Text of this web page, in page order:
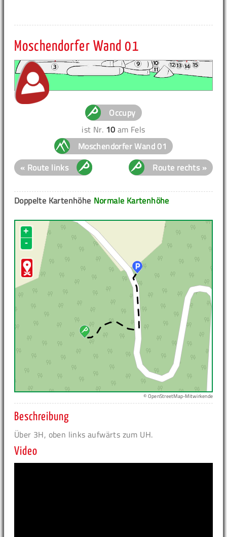
Moschendorfer Wand 01
Occupy
ist Nr. 10 am Fels
Moschendorfer Wand 01
« Route links
Route rechts »
Normale Kartenhöhe
Doppelte Kartenhöhe
+
-
© OpenStreetMap-Mitwirkende
Beschreibung
Über 3H, oben links aufwärts zum UH.
Video